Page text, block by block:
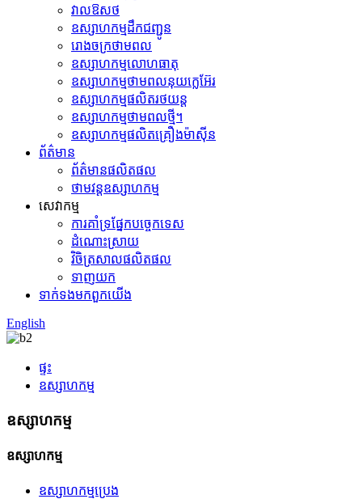
វាលឱសថ
ឧស្សាហកម្មដឹកជញ្ជូន
រោងចក្រថាមពល
ឧស្សាហកម្មលោហធាតុ
ឧស្សាហកម្មថាមពលនុយក្លេអ៊ែរ
ឧស្សាហកម្ម​ផលិត​រថយន្ត
ឧស្សាហកម្មថាមពលថ្មី។
ឧស្សាហកម្មផលិតគ្រឿងម៉ាស៊ីន
ព័ត៌មាន
ព័ត៌មានផលិតផល
ថាមវន្តឧស្សាហកម្ម
សេវាកម្ម
ការ​គាំទ្រ​ផ្នែក​បច្ចេកទេស
ដំណោះស្រាយ
វិចិត្រសាលផលិតផល
ទាញយក
ទាក់ទង​មក​ពួក​យើង
English
ផ្ទះ
ឧស្សាហកម្ម
ឧស្សាហកម្ម
ឧស្សាហកម្ម
ឧស្សាហកម្មប្រេង